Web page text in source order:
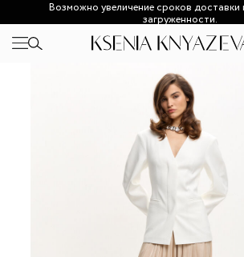
Возможно увеличение сроков доставки
загруженности.